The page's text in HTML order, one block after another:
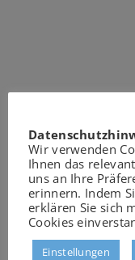
Wir verwenden
Ihnen das
uns an Ihre
erinnern. Indem
erklären Sie sich
Cookies
Einstellungen